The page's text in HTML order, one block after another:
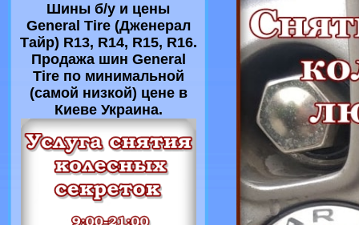
Шины б/у и цены
General Tire (Дженерал
Тайр) R13, R14, R15, R16.
Продажа шин General
Tire по минимальной
(самой низкой) цене в
Киеве Украина.